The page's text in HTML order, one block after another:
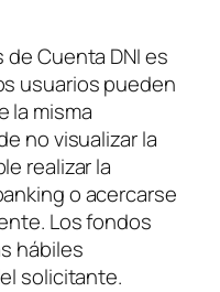
Cuenta DNI es
usuarios pueden
la misma
no visualizar la
realizar la
o acercarse
Los fondos
hábiles
solicitante.